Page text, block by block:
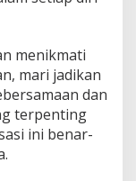
menikmati
mari jadikan
dan
terpenting
ini benar-